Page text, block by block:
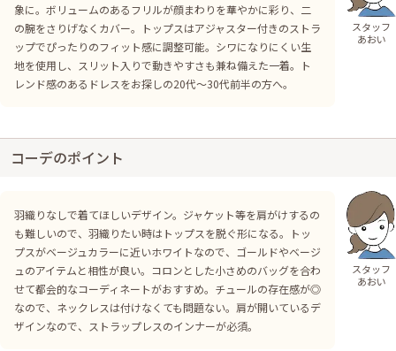
象に。ボリュームのあるフリルが顔まわりを華やかに彩り、二
の腕をさりげなくカバー。トップスはアジャスター付きのストラ
ップでぴったりのフィット感に調整可能。シワになりにくい生
地を使用し、スリット入りで動きやすさも兼ね備えた一着。ト
レンド感のあるドレスをお探しの20代〜30代前半の方へ。
スタッフ
あおい
コーデのポイント
羽織りなしで着てほしいデザイン。ジャケット等を肩がけするの
も難しいので、羽織りたい時はトップスを脱ぐ形になる。トッ
プスがベージュカラーに近いホワイトなので、ゴールドやベージ
ュのアイテムと相性が良い。コロンとした小さめのバッグを合わ
せて都会的なコーディネートがおすすめ。チュールの存在感が◎
なので、ネックレスは付けなくても問題ない。肩が開いているデ
ザインなので、ストラップレスのインナーが必須。
スタッフ
あおい